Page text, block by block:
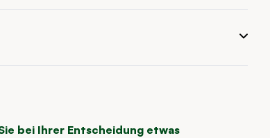
bei Ihrer Entscheidung etwas